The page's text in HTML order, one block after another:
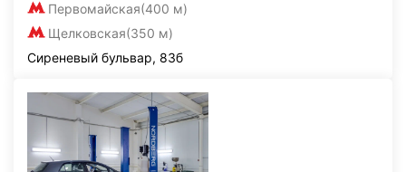
Первомайская(400 м)
Щелковская(350 м)
Сиреневый бульвар, 83б